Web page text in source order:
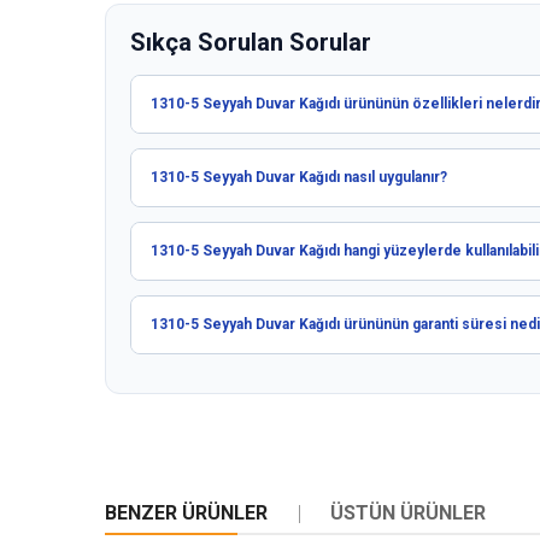
Sıkça Sorulan Sorular
1310-5 Seyyah Duvar Kağıdı ürününün özellikleri
1310-5 Seyyah Duvar Kağıdı nasıl uygulanır?
1310-5 Seyyah Duvar Kağıdı hangi yüzeylerde
1310-5 Seyyah Duvar Kağıdı ürününün garanti süresi
BENZER ÜRÜNLER ÜSTÜN ÜRÜNLER